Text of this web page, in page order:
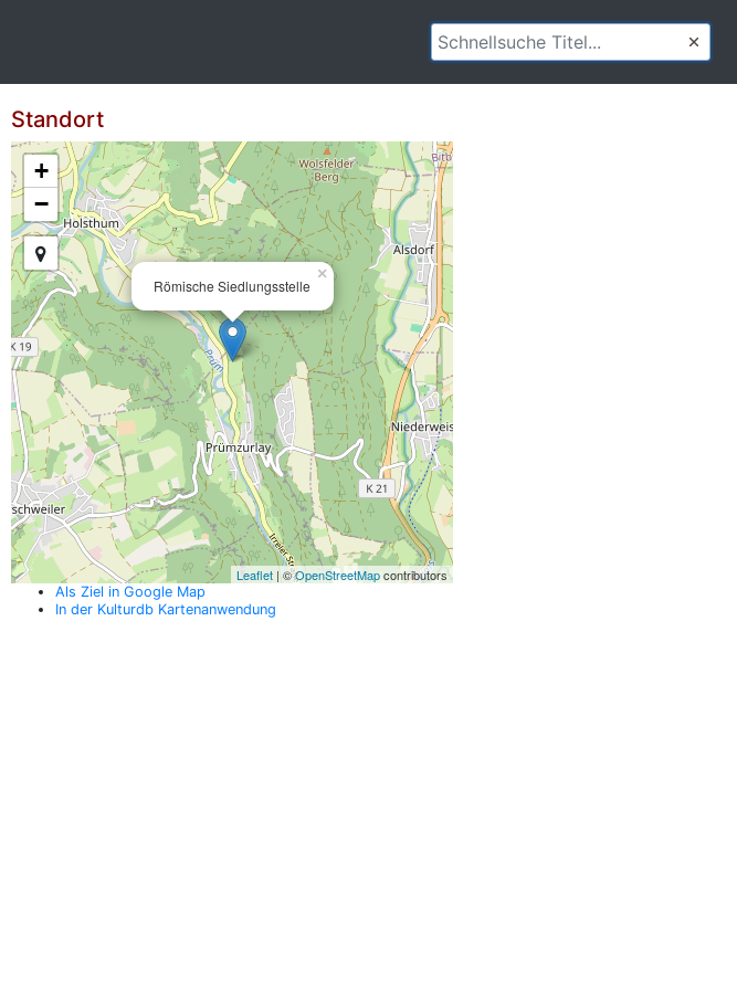
Standort
Römische Siedlungsstelle
×
+
−
Leaflet | ©OpenStreetMapcontributors
Als Ziel in Google Map
In der Kulturdb Kartenanwendung